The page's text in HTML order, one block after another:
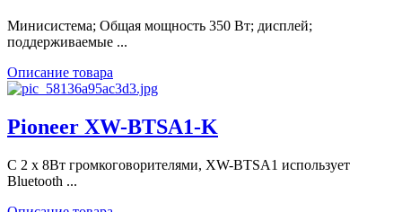
Минисистема; Общая мощность 350 Вт; дисплей;
поддерживаемые ...
Описание товара
Pioneer XW-BTSA1-K
С 2 x 8Вт громкоговорителями, XW-BTSА1 использует
Bluetooth ...